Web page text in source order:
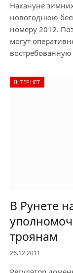
Накануне
новогоднюю
номеру 2012.
могут
ІНТЕРНЕТ
В Рунете
троянам
26.12.2011